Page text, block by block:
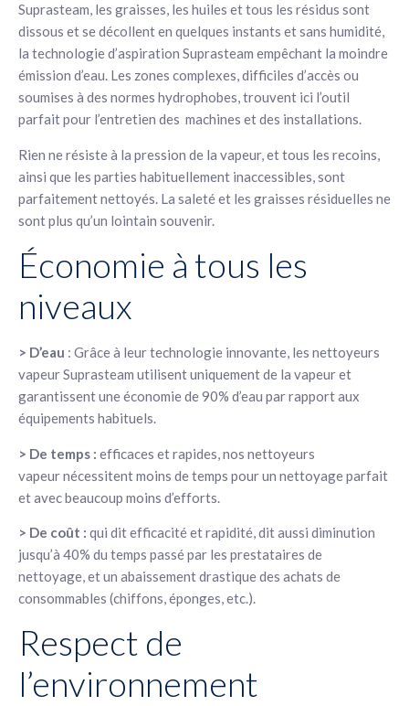
Suprasteam, les graisses, les huiles et tous les résidus sont
dissous et se décollent en quelques instants et sans humidité,
la technologie d’aspiration Suprasteam empêchant la moindre
émission d’eau. Les zones complexes, difficiles d’accès ou
soumises à des normes hydrophobes, trouvent ici l’outil
parfait pour l’entretien des machines et des installations.
Rien ne résiste à la pression de la vapeur, et tous les recoins,
ainsi que les parties habituellement inaccessibles, sont
parfaitement nettoyés. La saleté et les graisses résiduelles ne
sont plus qu’un lointain souvenir.
Économie à tous les
niveaux
> D’eau : Grâce à leur technologie innovante, les nettoyeurs
vapeur Suprasteam utilisent uniquement de la vapeur et
garantissent une économie de 90% d’eau par rapport aux
équipements habituels.
> De temps : efficaces et rapides, nos nettoyeurs
vapeur nécessitent moins de temps pour un nettoyage parfait
et avec beaucoup moins d’efforts.
> De coût : qui dit efficacité et rapidité, dit aussi diminution
jusqu’à 40% du temps passé par les prestataires de
nettoyage, et un abaissement drastique des achats de
consommables (chiffons, éponges, etc.).
Respect de
l’environnement